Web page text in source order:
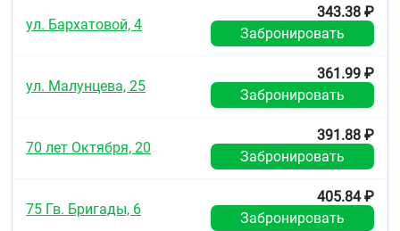
Фармакокинетика
хлоргексидина через слизнет Хлоргексидин может
сохраняться в слюне до 8 часов.
Бензокаин
Бензокаин малорастворим в воде, что
обуславливает его медленную абсорбцию. Как и
все эфирные производные пара-аминобензойной
кислоты, расщепляется эстеразой в плазме крови
ул. Бархатовой, 4
343.38 ₽
Забронировать
ул. Малунцева, 25
361.99 ₽
Забронировать
70 лет Октября, 20
391.88 ₽
Забронировать
75 Гв. Бригады, 6
405.84 ₽
Забронировать